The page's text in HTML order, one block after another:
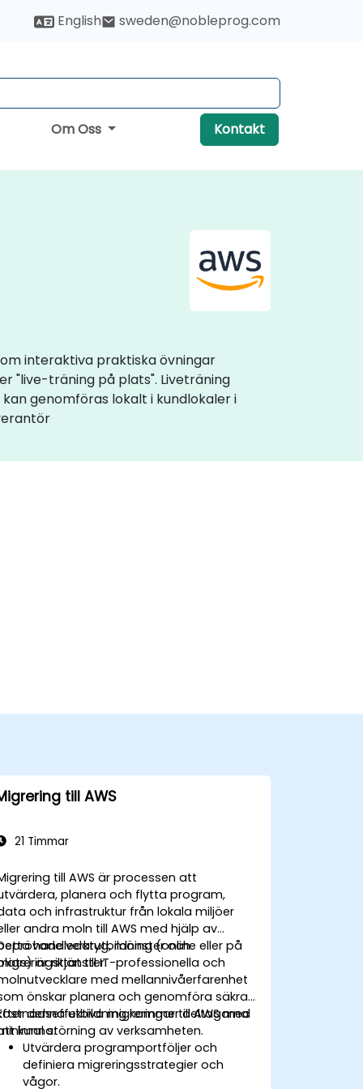
English sweden@nobleprog.com
Om Oss Kontakt
interaktiva praktiska övningar
"live-träning på plats". Liveträning
genomföras lokalt i kundlokaler i
till AWS
21 Timmar
till AWS är processen att
planera och flytta program,
och infrastruktur från lokala miljöer
andra moln till AWS med hjälp av
verktyg, mönster och
handledarutbildning (online eller på
är riktat till IT-professionella och
med mellannivåerfarenhet
önskar planera och genomföra säkra,
migreringar till AWS med
störning av verksamheten.
denna utbildning kommer deltagarna
kunna:
Utvärdera programportföljer och
definiera migreringsstrategier och
vågor.